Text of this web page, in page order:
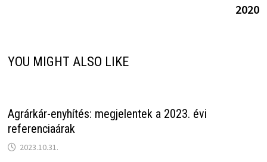
2020
YOU MIGHT ALSO LIKE
Agrárkár-enyhítés: megjelentek a 2023. évi
referenciaárak
2023.10.31.